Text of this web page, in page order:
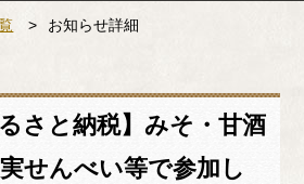
> お知らせ詳細
さと納税】みそ・甘酒
せんべい等で参加し